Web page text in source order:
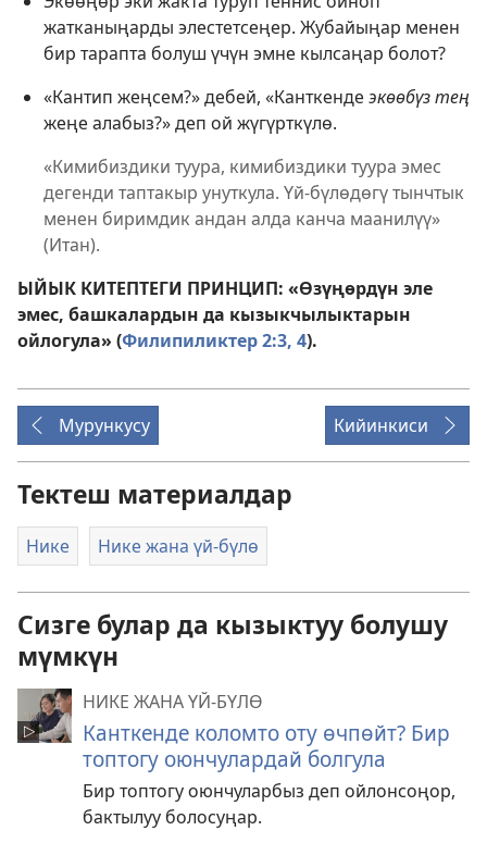
жатканыңарды элестетсеңер. Жубайыңар менен
бир тарапта болуш үчүн эмне кылсаңар болот?
«Кантип жеңсем?» дебей, «Канткенде экөөбүз тең
жеңе алабыз?» деп ой жүгүрткүлө.
«Кимибиздики туура, кимибиздики туура эмес
дегенди таптакыр унуткула. Үй-бүлөдөгү тынчтык
менен биримдик андан алда канча маанилүү»
(Итан).
ЫЙЫК КИТЕПТЕГИ ПРИНЦИП: «Өзүңөрдүн эле
эмес, башкалардын да кызыкчылыктарын
ойлогула» (Филипиликтер 2:3, 4).
Мурункусу Кийинкиси
Тектеш материалдар
Нике Нике жана үй-бүлө
Сизге булар да кызыктуу болушу
мүмкүн
НИКЕ ЖАНА ҮЙ-БҮЛӨ
Канткенде коломто оту өчпөйт? Бир
топтогу оюнчулардай болгула
Бир топтогу оюнчуларбыз деп ойлонсоңор,
бактылуу болосуңар.